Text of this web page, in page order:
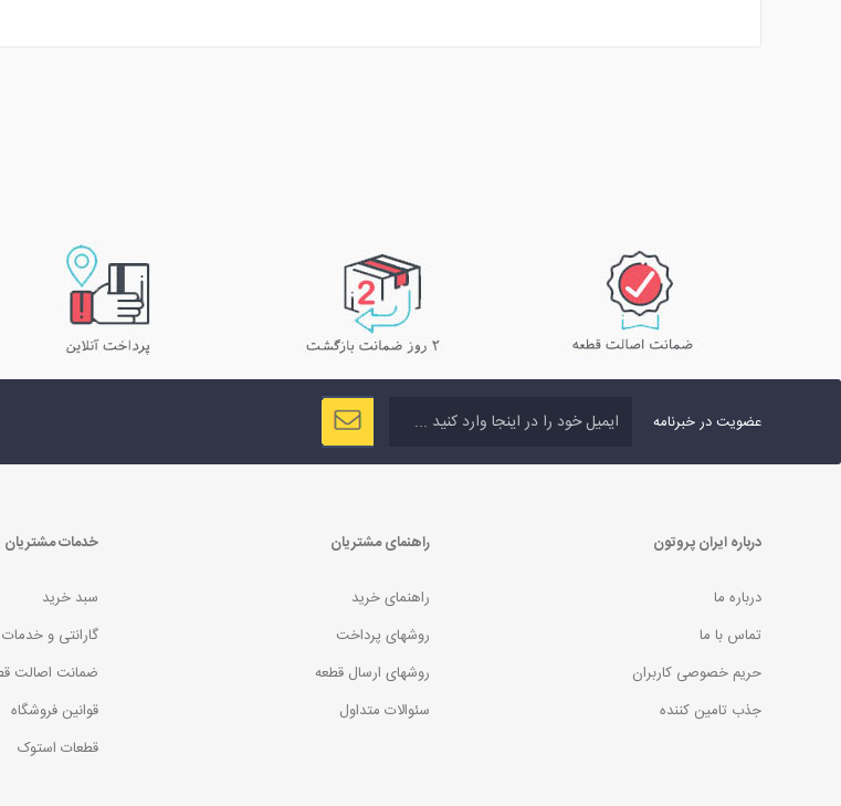
عضویت در خبرنامه
درباره ایران پروتون
درباره ما
تماس با ما
حریم خصوصی کاربران
جذب تامین کننده
راهنمای مشتریان
راهنمای خرید
روشهای پرداخت
روشهای ارسال قطعه
سئوالات متداول
خدمات مشتریان
سبد خرید
گارانتی و
ضمانت اصالت
قوانین فروشگاه
قطعات استوک